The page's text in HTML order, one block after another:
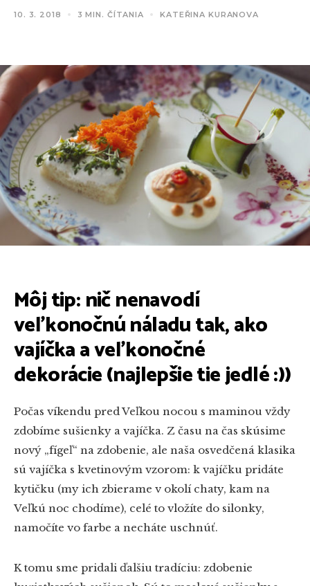
10. 3. 2018 3 MIN. ČÍTANIA KATEŘINA KURANOVA
Môj tip: nič nenavodí
veľkonočnú náladu tak, ako
vajíčka a veľkonočné
dekorácie (najlepšie tie jedlé :))
Počas víkendu pred Veľkou nocou s maminou vždy
zdobíme sušienky a vajíčka. Z času na čas skúsime
nový „fígeľ“ na zdobenie, ale naša osvedčená klasika
sú vajíčka s kvetinovým vzorom: k vajíčku pridáte
kytičku (my ich zbierame v okolí chaty, kam na
Veľkú noc chodíme), celé to vložíte do silonky,
namočíte vo farbe a necháte uschnúť.
K tomu sme pridali ďalšiu tradíciu: zdobenie